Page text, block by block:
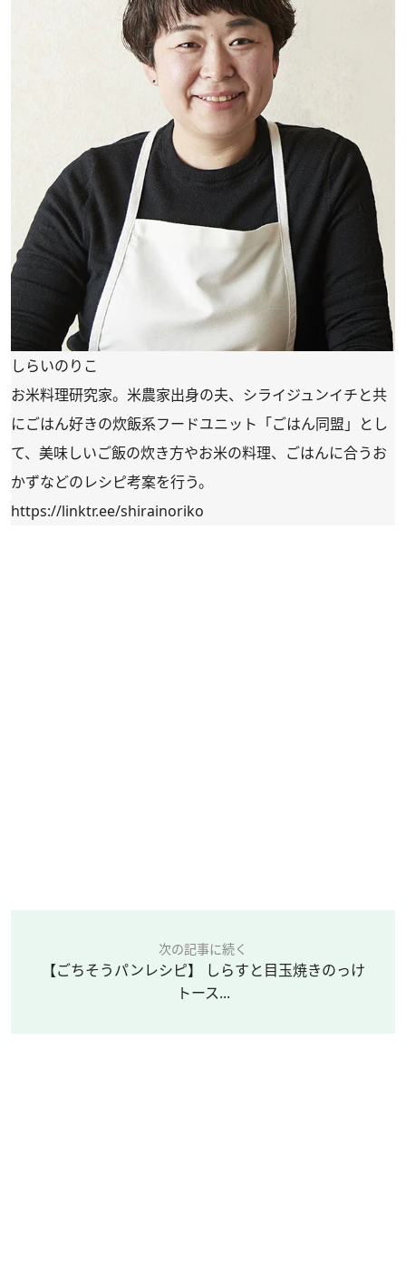
しらいのりこ
お米料理研究家。米農家出身の夫、シライジュンイチと共
にごはん好きの炊飯系フードユニット「ごはん同盟」とし
て、美味しいご飯の炊き方やお米の料理、ごはんに合うお
かずなどのレシピ考案を行う。
https://linktr.ee/shirainoriko
次の記事に続く
【ごちそうパンレシピ】 しらすと目玉焼きのっけ
トース...